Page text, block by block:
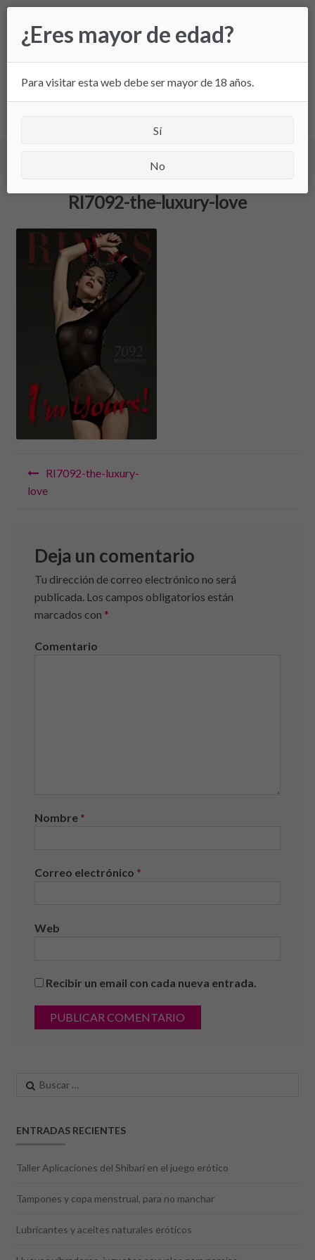
la
navegación
al
contenido
RI7092-the-luxury-love
Navegación
de
RI7092-the-luxury-
love
Deja un comentario
Tu dirección de correo electrónico no será
publicada.Los campos obligatorios están
marcados con *
Comentario
Nombre *
Correo electrónico *
Web
Recibir un email con cada nueva entrada.
Buscar:
ENTRADAS RECIENTES
Taller Aplicaciones del Shibari en el juego erótico
Tampones y copa menstrual, para no manchar
Lubricantes y aceites naturales eróticos
¿Eres mayor de edad?
Para visitar esta web debe ser mayor de 18 años.
Sí
No